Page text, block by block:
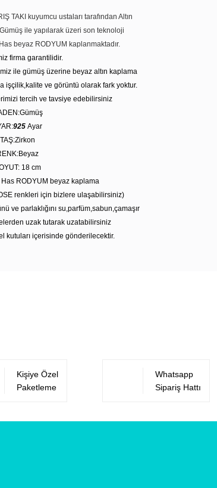
TAKI kuyumcu ustaları tarafından Altın
ile yapılarak üzeri son teknoloji
beyaz RODYUM kaplanmaktadır.
firma garantilidir.
ile gümüş üzerine beyaz altın kaplama
işçilik,kalite ve görüntü olarak fark yoktur.
tercih ve tavsiye edebilirsiniz
925 Ayar
TAŞ:Zirkon
18 cm
Has RODYUM beyaz kaplama
renkleri için bizlere ulaşabilirsiniz)
ve parlaklığını su,parfüm,sabun,çamaşır
uzak tutarak uzatabilirsiniz
kutuları içerisinde gönderilecektir.
Kişiye Özel
Paketleme
Whatsapp
Sipariş Hattı